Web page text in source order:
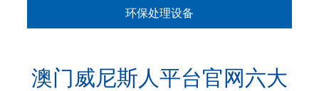
环保处理设备
澳门威尼斯人平台官网六大